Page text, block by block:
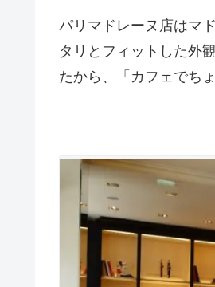
パリマドレーヌ店はマ
タリとフィットした外
たから、「カフェでち